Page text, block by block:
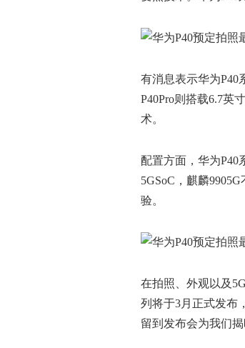
有消息表示华为P40
P40Pro则搭载6.7英
术。
配置方面，华为P40
5GSoC，麒麟
验。
在拍照、外观以及
列将于3月正式发布
留到发布会为我们揭